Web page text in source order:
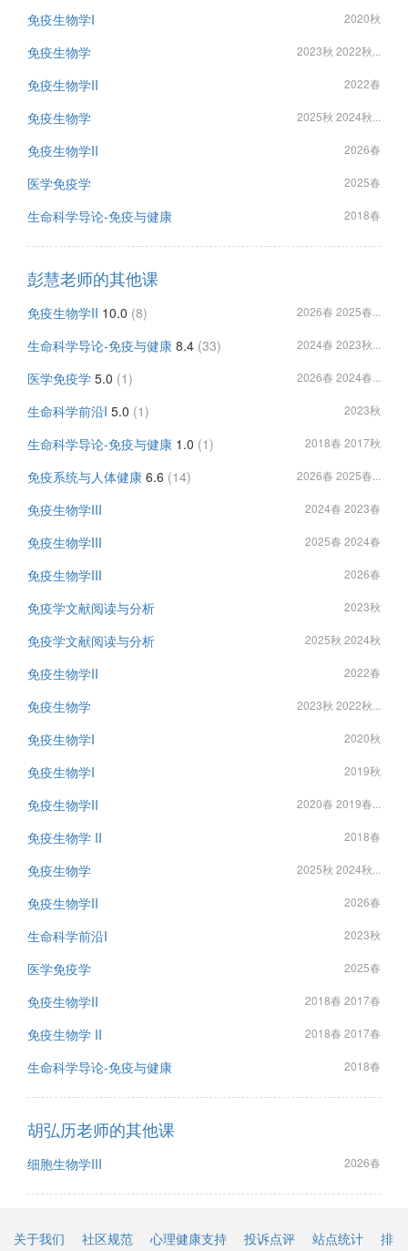
免疫生物学I 2020秋
免疫生物学 2023秋 2022秋...
免疫生物学II 2022春
免疫生物学 2025秋 2024秋...
免疫生物学II 2026春
医学免疫学 2025春
生命科学导论-免疫与健康 2018春
彭慧老师的其他课
免疫生物学II 10.0 (8) 2026春 2025春...
生命科学导论-免疫与健康 8.4 (33) 2024春 2023秋...
医学免疫学 5.0 (1) 2026春 2024春...
生命科学前沿I 5.0 (1) 2023秋
生命科学导论-免疫与健康 1.0 (1) 2018春 2017秋
免疫系统与人体健康 6.6 (14) 2026春 2025春...
免疫生物学III 2024春 2023春
免疫生物学III 2025春 2024春
免疫生物学III 2026春
免疫学文献阅读与分析 2023秋
免疫学文献阅读与分析 2025秋 2024秋
免疫生物学II 2022春
免疫生物学 2023秋 2022秋...
免疫生物学I 2020秋
免疫生物学I 2019秋
免疫生物学II 2020春 2019春...
免疫生物学 II 2018春
免疫生物学 2025秋 2024秋...
免疫生物学II 2026春
生命科学前沿I 2023秋
医学免疫学 2025春
免疫生物学II 2018春 2017春
免疫生物学 II 2018春 2017春
生命科学导论-免疫与健康 2018春
胡弘历老师的其他课
细胞生物学III 2026春
关于我们 社区规范 心理健康支持 投诉点评 站点统计
排